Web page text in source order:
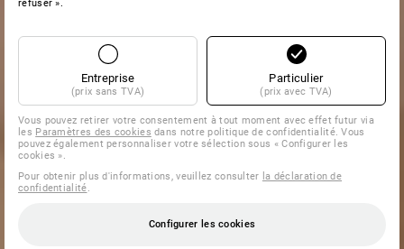
refuser ».
Entreprise
(prix sans TVA)
Particulier
(prix avec TVA)
Vous pouvez retirer votre consentement à tout moment avec effet futur via
les Paramètres des cookies dans notre politique de confidentialité. Vous
pouvez également personnaliser votre sélection sous « Configurer les
cookies ».
Pour obtenir plus d'informations, veuillez consulter la déclaration de
confidentialité.
Configurer les cookies